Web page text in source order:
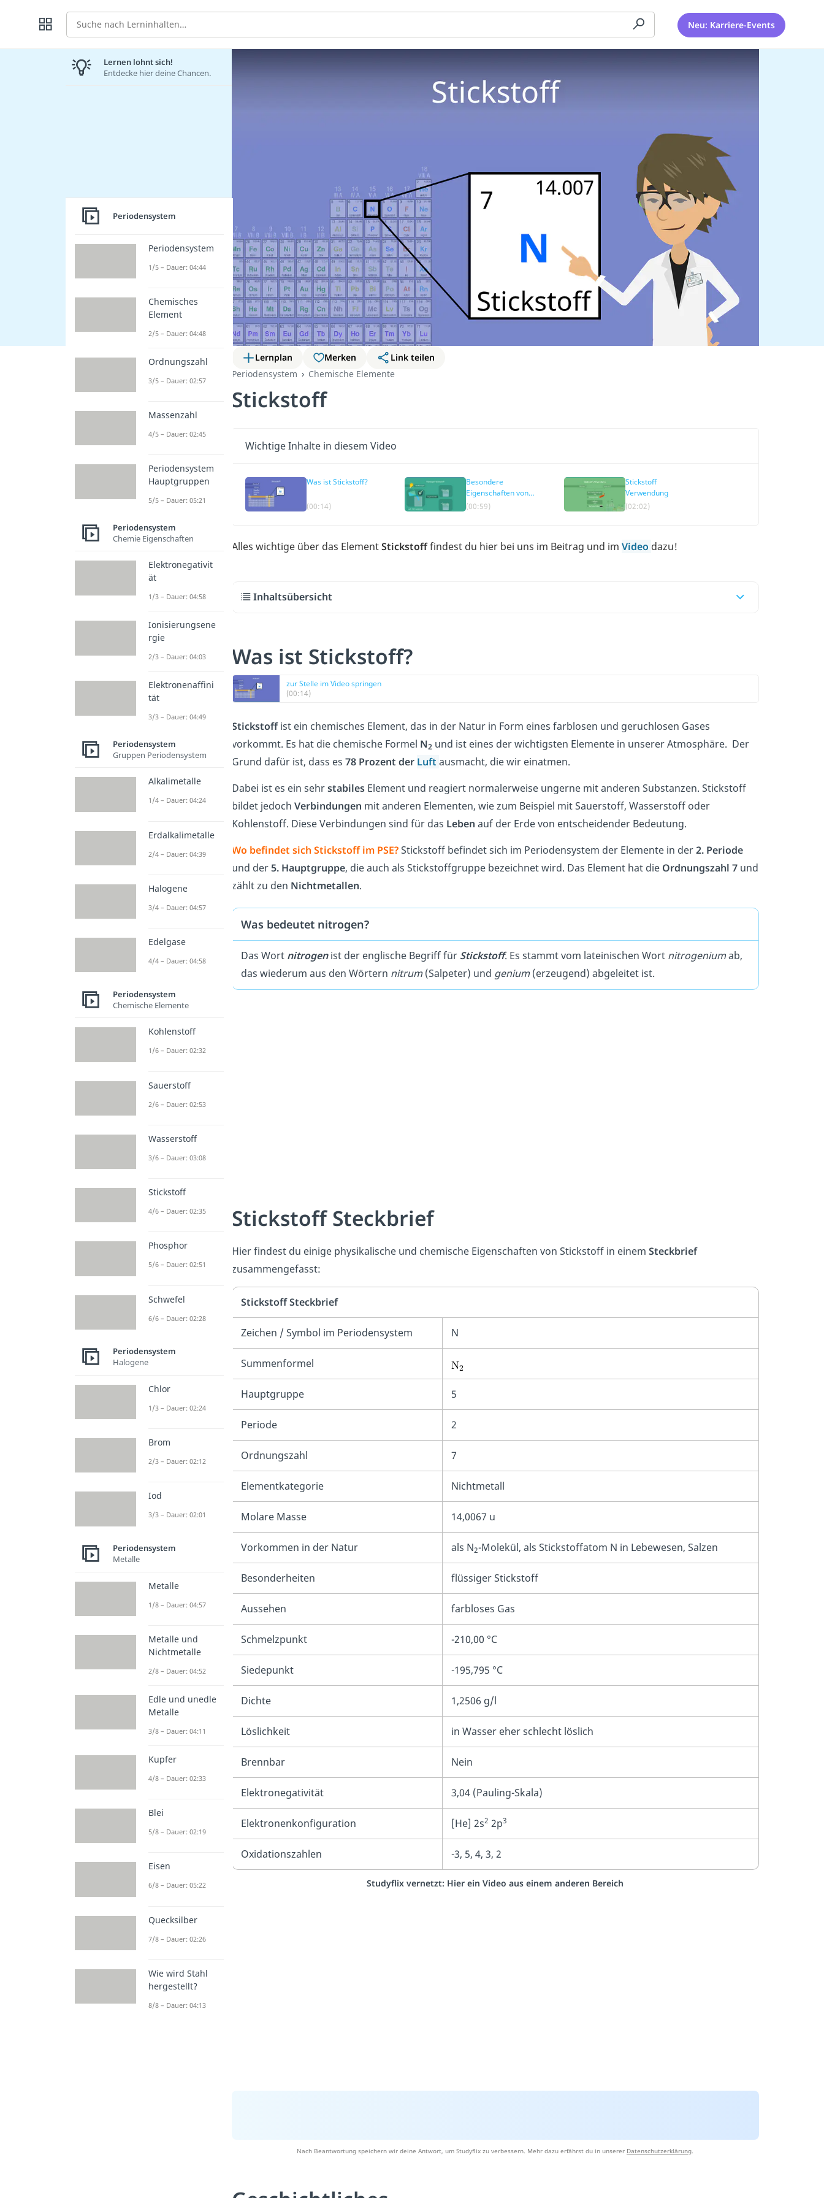
Suche Neu: Karriere-Events
Lernplan Merken
Link teilen
Periodensystem
Chemische Elemente
Stickstoff
Wichtige Inhalte in diesem Video
Was ist Stickstoff?
(00:14)
Besondere
Eigenschaften von
Stickstoff
(00:59)
Stickstoff
Verwendung
(02:02)
Alles wichtige über das ElementStickstofffindest du hier bei uns im Beitrag und im Video dazu!
Inhaltsübersicht
Was ist Stickstoff?
zur Stelle im Video springen
(00:14)
Stickstoffist ein chemisches Element, das in der Natur in Form eines farblosen und geruchlosen Gases
vorkommt. Es hat die chemische Formel N2 und ist eines der wichtigsten Elemente in unserer Atmosphäre. Der
Grund dafür ist, dass es 78 Prozent der Luft ausmacht, die wir einatmen.
Dabei ist es ein sehrstabilesElement und reagiert normalerweise ungerne mit anderen Substanzen. Stickstoff
bildet jedoch Verbindungen mit anderen Elementen, wie zum Beispiel mit Sauerstoff, Wasserstoff oder
Kohlenstoff. Diese Verbindungen sind für das Leben auf der Erde von entscheidender Bedeutung.
Wo befindet sich Stickstoff im PSE?Stickstoff befindet sich im Periodensystem der Elemente in der2. Periode
und der5. Hauptgruppe, die auch als Stickstoffgruppe bezeichnet wird. Das Element hat die Ordnungszahl 7und
zählt zu den Nichtmetallen.
Was bedeutet nitrogen?
Das Wort nitrogenist der englische Begriff für Stickstoff. Es stammt vom lateinischen Wort nitrogeniumab,
das wiederum aus den Wörtern nitrum(Salpeter) und genium(erzeugend) abgeleitet ist.
StickstoffSteckbrief
Hier findest du einige physikalische und chemische Eigenschaften von Stickstoff in einem Steckbrief
zusammengefasst:
Stickstoff Steckbrief
Zeichen / Symbol im Periodensystem N
Summenformel
Hauptgruppe 5
Periode 2
Ordnungszahl 7
Elementkategorie Nichtmetall
Molare Masse 14,0067 u
Vorkommen in der Natur als N2-Molekül, als Stickstoffatom N in Lebewesen, Salzen
Besonderheiten flüssiger Stickstoff
Aussehen farbloses Gas
Schmelzpunkt -210,00 °C
Siedepunkt -195,795 °C
Dichte 1,2506 g/l
Löslichkeit in Wasser eher schlecht löslich
Brennbar Nein
Elektronegativität 3,04 (Pauling-Skala)
Elektronenkonfiguration [He] 2s2 2p3
Oxidationszahlen -3, 5, 4, 3, 2
Studyflix vernetzt: Hier ein Video aus einem anderen Bereich
Nach Beantwortung speichern wir deine Antwort, um Studyflix zu verbessern. Mehr dazu erfährst du in unserer Datenschutzerklärung.
Lernen lohnt sich!
Entdecke hier deine Chancen.
Periodensystem
Periodensystem
1/5 – Dauer: 04:44
Chemisches
Element
2/5 – Dauer: 04:48
Ordnungszahl
3/5 – Dauer: 02:57
Massenzahl
4/5 – Dauer: 02:45
Periodensystem
Hauptgruppen
5/5 – Dauer: 05:21
Periodensystem
Chemie Eigenschaften
Elektronegativit
ät
1/3 – Dauer: 04:58
Ionisierungsene
rgie
2/3 – Dauer: 04:03
Elektronenaffini
tät
3/3 – Dauer: 04:49
Periodensystem
Gruppen Periodensystem
Alkalimetalle
1/4 – Dauer: 04:24
Erdalkalimetalle
2/4 – Dauer: 04:39
Halogene
3/4 – Dauer: 04:57
Edelgase
4/4 – Dauer: 04:58
Periodensystem
Chemische Elemente
Kohlenstoff
1/6 – Dauer: 02:32
Sauerstoff
2/6 – Dauer: 02:53
Wasserstoff
3/6 – Dauer: 03:08
Stickstoff
4/6 – Dauer: 02:35
Phosphor
5/6 – Dauer: 02:51
Schwefel
6/6 – Dauer: 02:28
Periodensystem
Halogene
Chlor
1/3 – Dauer: 02:24
Brom
2/3 – Dauer: 02:12
Iod
3/3 – Dauer: 02:01
Periodensystem
Metalle
Metalle
1/8 – Dauer: 04:57
Metalle und
Nichtmetalle
2/8 – Dauer: 04:52
Edle und unedle
Metalle
3/8 – Dauer: 04:11
Kupfer
4/8 – Dauer: 02:33
Blei
5/8 – Dauer: 02:19
Eisen
6/8 – Dauer: 05:22
Quecksilber
7/8 – Dauer: 02:26
Wie wird Stahl
hergestellt?
8/8 – Dauer: 04:13